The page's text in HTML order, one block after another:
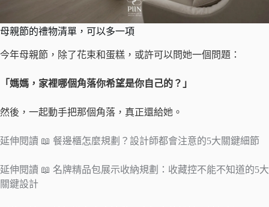
母親節的禮物清單，可以多一項
今年母親節，除了花束和蛋糕，或許可以問她一個問題：
「媽媽，家裡哪個角落你希望是你自己的？」
然後，一起動手把那個角落，真正還給她。
延伸閱讀 📖 餐邊櫃怎麼規劃？設計師都會注意的5大關鍵細節
延伸閱讀 📖 名牌精品包展示收納規劃：收藏控不能不知道的5大
關鍵設計